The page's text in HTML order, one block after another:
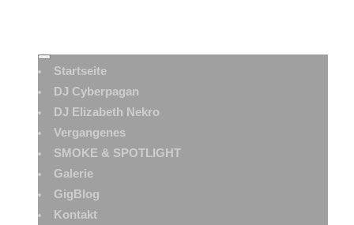
Startseite
DJ Cyberpagan
DJ Elizabeth Nekro
Vergangenes
SMOKE & SPOTLIGHT
Galerie
GigBlog
Kontakt